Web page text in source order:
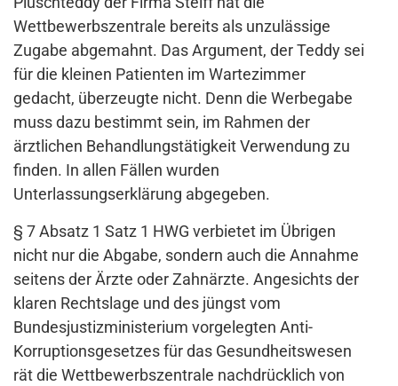
Wettbewerbszentrale bereits als unzulässige
Zugabe abgemahnt. Das Argument, der Teddy sei
für die kleinen Patienten im Wartezimmer
gedacht, überzeugte nicht. Denn die Werbegabe
muss dazu bestimmt sein, im Rahmen der
ärztlichen Behandlungstätigkeit Verwendung zu
finden. In allen Fällen wurden
Unterlassungserklärung abgegeben.
§ 7 Absatz 1 Satz 1 HWG verbietet im Übrigen
nicht nur die Abgabe, sondern auch die Annahme
seitens der Ärzte oder Zahnärzte. Angesichts der
klaren Rechtslage und des jüngst vom
Bundesjustizministerium vorgelegten Anti-
Korruptionsgesetzes für das Gesundheitswesen
rät die Wettbewerbszentrale nachdrücklich von